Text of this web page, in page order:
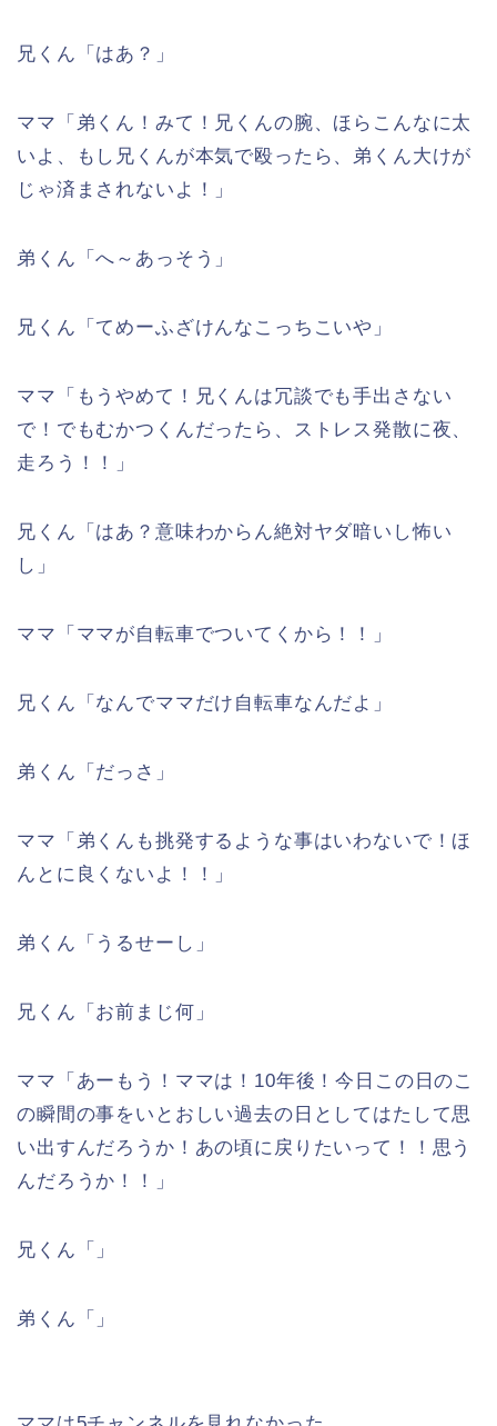
兄くん「はあ？」
ママ「弟くん！みて！兄くんの腕、ほらこんなに太
いよ、もし兄くんが本気で殴ったら、弟くん大けが
じゃ済まされないよ！」
弟くん「へ～あっそう」
兄くん「てめーふざけんなこっちこいや」
ママ「もうやめて！兄くんは冗談でも手出さない
で！でもむかつくんだったら、ストレス発散に夜、
走ろう！！」
兄くん「はあ？意味わからん絶対ヤダ暗いし怖い
し」
ママ「ママが自転車でついてくから！！」
兄くん「なんでママだけ自転車なんだよ」
弟くん「だっさ」
ママ「弟くんも挑発するような事はいわないで！ほ
んとに良くないよ！！」
弟くん「うるせーし」
兄くん「お前まじ何」
ママ「あーもう！ママは！10年後！今日この日のこ
の瞬間の事をいとおしい過去の日としてはたして思
い出すんだろうか！あの頃に戻りたいって！！思う
んだろうか！！」
兄くん「」
弟くん「」